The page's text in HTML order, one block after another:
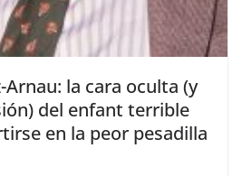
Arnau: la cara oculta (y
del enfant terrible
en la peor pesadilla